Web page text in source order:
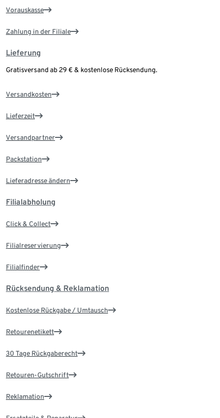
Vorauskasse
Zahlung in der Filiale
Lieferung
Gratisversand ab 29 € & kostenlose Rücksendung.
Versandkosten
Lieferzeit
Versandpartner
Packstation
Lieferadresse ändern
Filialabholung
Click & Collect
Filialreservierung
Filialfinder
Rücksendung & Reklamation
Kostenlose Rückgabe / Umtausch
Retourenetikett
30 Tage Rückgaberecht
Retouren-Gutschrift
Reklamation